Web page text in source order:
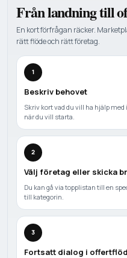
Från landning till
En kort förfrågan räcker.
rätt flöde och rätt företag.
1
Beskriv behovet
Skriv kort vad du vill ha hjälp
när du vill starta.
2
Välj företag eller skicka
Du kan gå via topplistan till en
till kategorin.
3
Fortsatt dialog i